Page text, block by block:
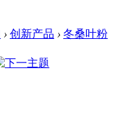
› 创新产品 › 冬桑叶粉